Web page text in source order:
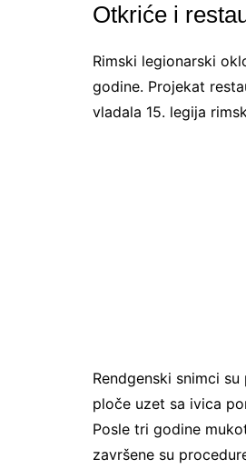
Otkriće i
Rimski legionarski
godine. Projekat
vladala 15. legija
Rendgenski snimci
ploče uzet sa ivica
Posle tri godine
završene su